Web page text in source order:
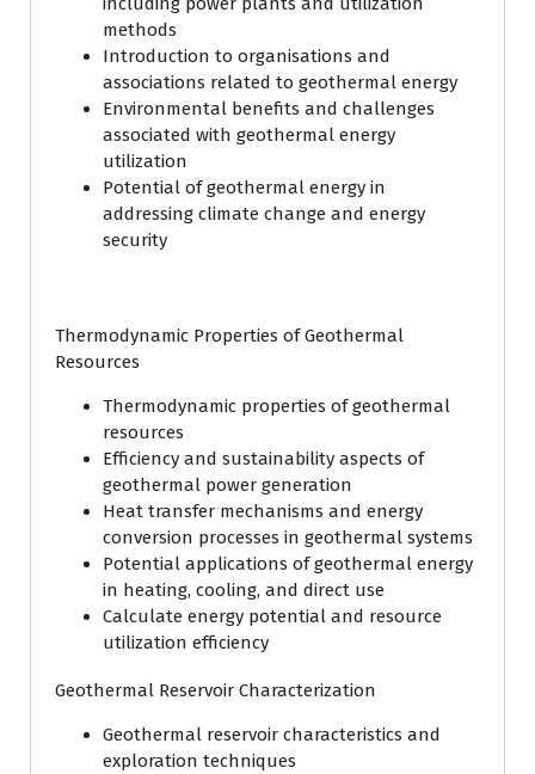
methods
Introduction to organisations and
associations related to geothermal energy
Environmental benefits and challenges
associated with geothermal energy
utilization
Potential of geothermal energy in
addressing climate change and energy
security
Thermodynamic Properties of Geothermal
Resources
Thermodynamic properties of geothermal
resources
Efficiency and sustainability aspects of
geothermal power generation
Heat transfer mechanisms and energy
conversion processes in geothermal systems
Potential applications of geothermal energy
in heating, cooling, and direct use
Calculate energy potential and resource
utilization efficiency
Geothermal Reservoir Characterization
Geothermal reservoir characteristics and
exploration techniques